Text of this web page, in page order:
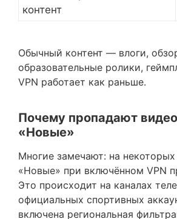
контент
Обычный контент — влоги,
образовательные ролики,
VPN работает как раньше.
Почему пропадают
«Новые»
Многие замечают: на некоторых
«Новые» при включённом VPN
Это происходит на каналах
официальных спортивных
включена региональная